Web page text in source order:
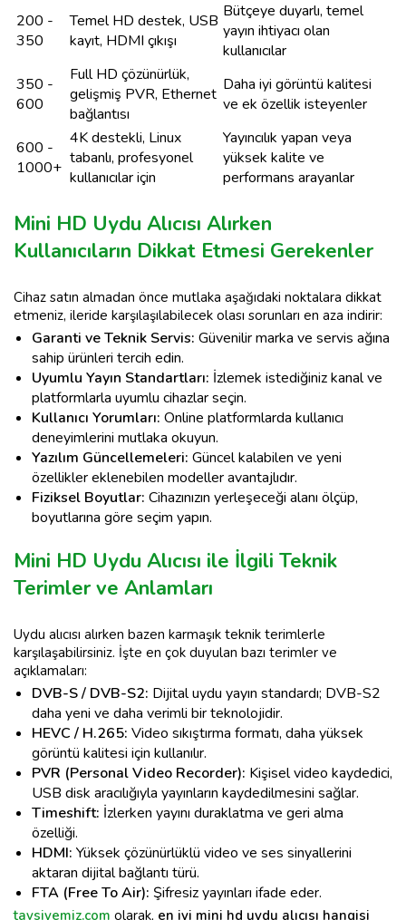
200 -
350
Temel HD destek, USB
kayıt, HDMI çıkışı
Bütçeye duyarlı, temel
yayın ihtiyacı olan
kullanıcılar
350 -
600
Full HD çözünürlük,
gelişmiş PVR, Ethernet
bağlantısı
Daha iyi görüntü kalitesi
ve ek özellik isteyenler
600 -
1000+
4K destekli, Linux
tabanlı, profesyonel
kullanıcılar için
Yayıncılık yapan veya
yüksek kalite ve
performans arayanlar
Mini HD Uydu Alıcısı Alırken
Kullanıcıların Dikkat Etmesi Gerekenler
Cihaz satın almadan önce mutlaka aşağıdaki noktalara dikkat
etmeniz, ileride karşılaşılabilecek olası sorunları en aza indirir:
Garanti ve Teknik Servis: Güvenilir marka ve servis ağına
sahip ürünleri tercih edin.
Uyumlu Yayın Standartları: İzlemek istediğiniz kanal ve
platformlarla uyumlu cihazlar seçin.
Kullanıcı Yorumları: Online platformlarda kullanıcı
deneyimlerini mutlaka okuyun.
Yazılım Güncellemeleri: Güncel kalabilen ve yeni
özellikler eklenebilen modeller avantajlıdır.
Fiziksel Boyutlar: Cihazınızın yerleşeceği alanı ölçüp,
boyutlarına göre seçim yapın.
Mini HD Uydu Alıcısı ile İlgili Teknik
Terimler ve Anlamları
Uydu alıcısı alırken bazen karmaşık teknik terimlerle
karşılaşabilirsiniz. İşte en çok duyulan bazı terimler ve
açıklamaları:
DVB-S / DVB-S2: Dijital uydu yayın standardı; DVB-S2
daha yeni ve daha verimli bir teknolojidir.
HEVC / H.265: Video sıkıştırma formatı, daha yüksek
görüntü kalitesi için kullanılır.
PVR (Personal Video Recorder): Kişisel video kaydedici,
USB disk aracılığıyla yayınların kaydedilmesini sağlar.
Timeshift: İzlerken yayını duraklatma ve geri alma
özelliği.
HDMI: Yüksek çözünürlüklü video ve ses sinyallerini
aktaran dijital bağlantı türü.
FTA (Free To Air): Şifresiz yayınları ifade eder.
tavsiyemiz.com olarak, en iyi mini hd uydu alıcısı hangisi